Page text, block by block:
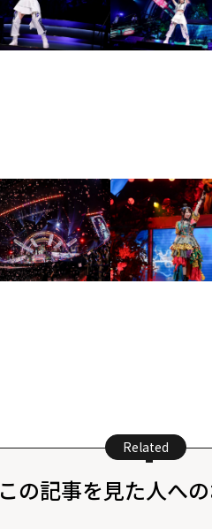
Related
この記事を見た人へ